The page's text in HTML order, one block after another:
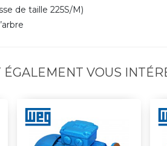
de taille 225S/M)
VOUS